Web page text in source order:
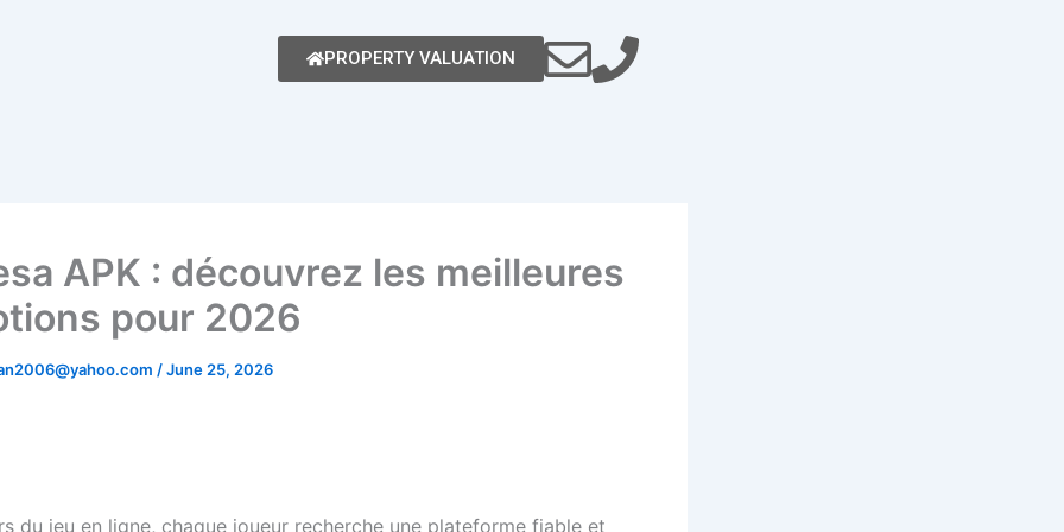
PROPERTY VALUATION
APK : découvrez les meilleures
pour 2026
/June 25, 2026
du jeu en ligne, chaque joueur recherche une plateforme fiable et